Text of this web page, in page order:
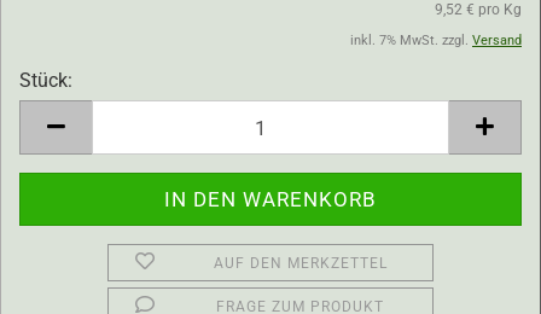
9,52 € pro Kg
inkl. 7% MwSt. zzgl. Versand
Stück:
AUF DEN MERKZETTEL
FRAGE ZUM PRODUKT